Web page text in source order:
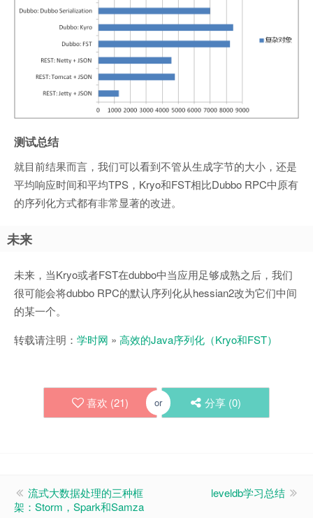
测试总结
就目前结果而言，我们可以看到不管从生成字节的大小，还是
平均响应时间和平均TPS，Kryo和FST相比Dubbo RPC中原有
的序列化方式都有非常显著的改进。
未来
未来，当Kryo或者FST在dubbo中当应用足够成熟之后，我们
很可能会将dubbo RPC的默认序列化从hessian2改为它们中间
的某一个。
转载请注明： 学时网 » 高效的Java序列化（Kryo和FST）
喜欢 (21) or 分享 (0)
流式大数据处理的三种框
架：Storm，Spark和Samza
leveldb学习总结